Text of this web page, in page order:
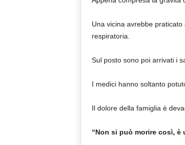
Una vicina avrebbe
respiratoria.
Sul posto sono poi arrivati i
I medici hanno soltanto
Il dolore della famiglia è
“Non si può morire così, è